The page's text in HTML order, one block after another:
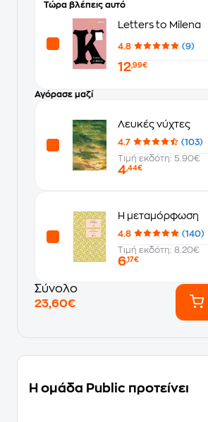
Τώρα βλέπεις αυτό
Letters to Milena
4.8 (9)
12,99€
Αγόρασε μαζί
Λευκές νύχτες
4.7
(103)
Τιμή εκδότη: 5.90€
4,44€
Η μεταμόρφωση
4.8
(140)
Τιμή εκδότη: 8.20€
6,17€
Σύνολο
23,60€
Η ομάδα Public προτείνει